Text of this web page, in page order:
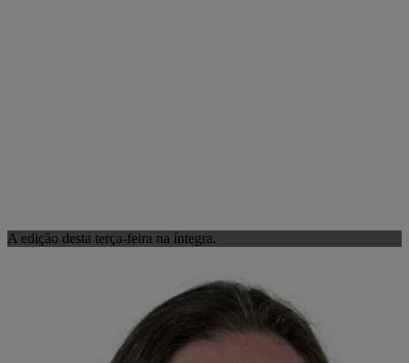
A edição desta terça-feira na íntegra.